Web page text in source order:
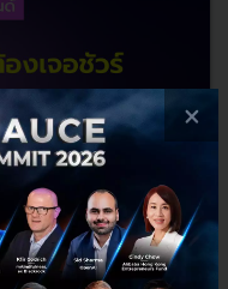
×